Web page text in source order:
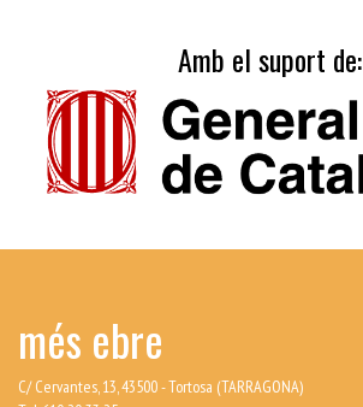
Amb el suport de:
més ebre
C/ Cervantes, 13, 43500 - Tortosa (TARRAGONA)